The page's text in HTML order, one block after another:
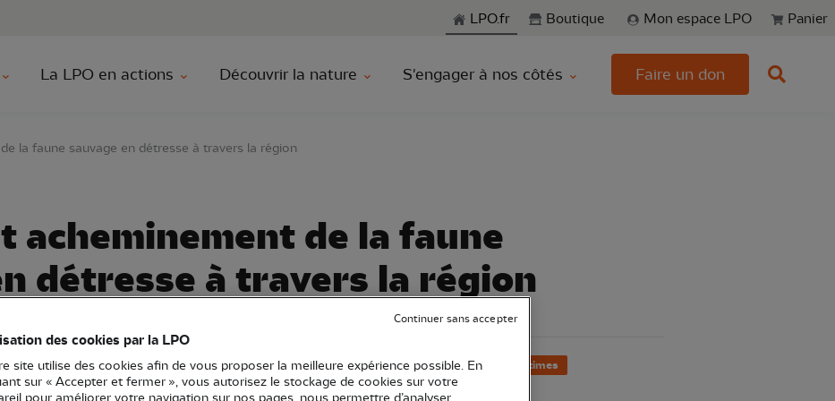
Aller à la rechercheLPO.fr Boutique Mon espace LPO Panier
La LPO en actions Découvrir la nature S'engager à nos côtés Faire un don
la faune sauvage en détresse à travers la région
acheminement de la faune
détresse à travers la région
Secouriste 04 - Alpes-de-Haute-Provence 05 - Hautes-Alpes
06 - Alpes-Maritimes
du-Rhône
83 - Var 84 - Vaucluse Secourir la faune
des cookies par la LPO
site utilise des cookies afin de vous proposer la meilleure expérience possible. En
sur « Accepter et fermer », vous autorisez le stockage de cookies sur votre
pour améliorer votre navigation sur nos pages, nous permettre d’analyser
Continuer sans accepter